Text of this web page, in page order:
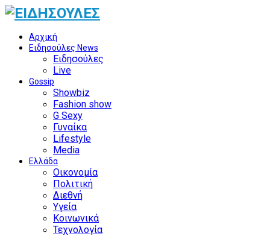
Αρχική
Ειδησούλες News
Ειδησούλες
Live
Gossip
Showbiz
Fashion show
G Sexy
Γυναίκα
Lifestyle
Media
Ελλάδα
Οικονομία
Πολιτική
Διεθνή
Υγεία
Κοινωνικά
Τεχνολογία